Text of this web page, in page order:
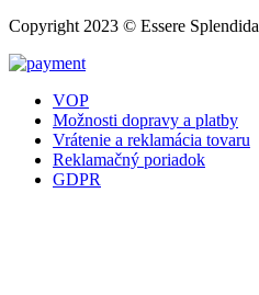
Copyright 2023 © Essere Splendida
VOP
Možnosti dopravy a platby
Vrátenie a reklamácia tovaru
Reklamačný poriadok
GDPR